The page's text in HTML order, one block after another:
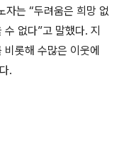
자는 “두려움은 희망 없
없다”고 말했다. 지
롯해 수많은 이웃에
.